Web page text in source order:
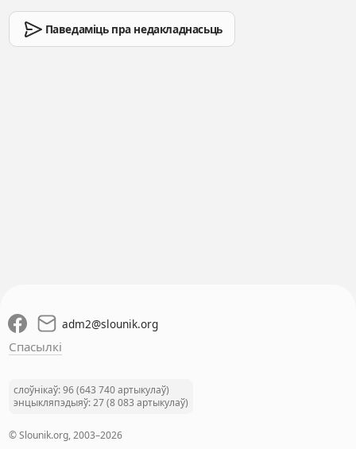
Паведаміць пра недакладнасьць
adm2@slounik.org
Спасылкі
слоўнікаў: 96 (643 740 артыкулаў)
энцыкляпэдыяў: 27 (8 083 артыкулаў)
© Slounik.org, 2003–2026